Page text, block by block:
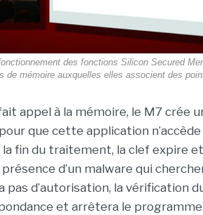
des fonctions Silicon Secured
de mémoire auxquelles elles associent des
appel à la mémoire, le M7 crée
que cette application
la fin du traitement, la clef expire
présence d’un malware qui
pas d’autorisation, la vérification
et arrêtera le